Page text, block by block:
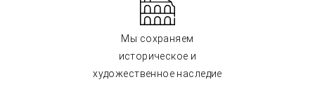
Мы сохраняем
историческое и
художественное наследие